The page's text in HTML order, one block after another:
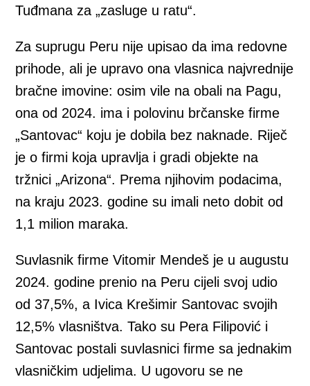
Tuđmana za „zasluge u ratu“.
Za suprugu Peru nije upisao da ima redovne
prihode, ali je upravo ona vlasnica najvrednije
bračne imovine: osim vile na obali na Pagu,
ona od 2024. ima i polovinu brčanske firme
„Santovac“ koju je dobila bez naknade. Riječ
je o firmi koja upravlja i gradi objekte na
tržnici „Arizona“. Prema njihovim podacima,
na kraju 2023. godine su imali neto dobit od
1,1 milion maraka.
Suvlasnik firme Vitomir Mendeš je u augustu
2024. godine prenio na Peru cijeli svoj udio
od 37,5%, a Ivica Krešimir Santovac svojih
12,5% vlasništva. Tako su Pera Filipović i
Santovac postali suvlasnici firme sa jednakim
vlasničkim udjelima. U ugovoru se ne